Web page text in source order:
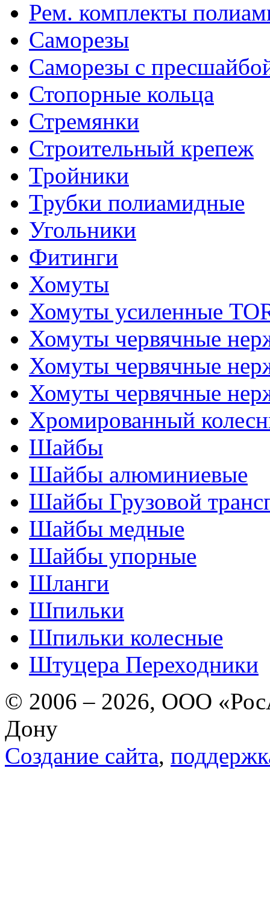
Рем. комплекты
Саморезы
Саморезы с
Стопорные кольца
Стремянки
Строительный крепеж
Тройники
Трубки полиамидные
Угольники
Фитинги
Хомуты
Хомуты усиленные
Хомуты червячные
Хомуты червячные
Хомуты червячные
Хромированный
Шайбы
Шайбы алюминиевые
Шайбы Грузовой
Шайбы медные
Шайбы упорные
Шланги
Шпильки
Шпильки колесные
Штуцера Переходники
© 2006 – 2026, ООО
Дону
Создание сайта,